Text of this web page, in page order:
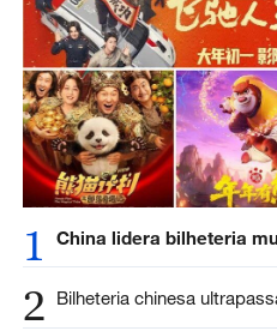
1 China lidera bilheteria
2 Bilheteria chinesa